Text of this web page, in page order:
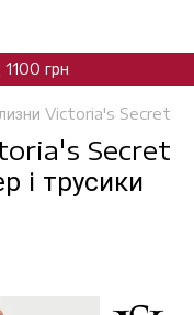
грн
Victoria's Secret
Secret
і трусики